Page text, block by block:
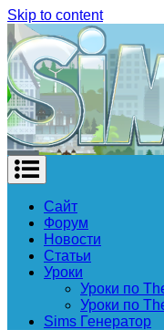
Skip to content
Сайт
Форум
Новости
Статьи
Уроки
Уроки по
Уроки по
Sims Генератор